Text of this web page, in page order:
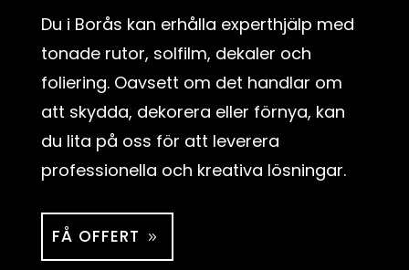
Du i Borås kan erhålla experthjälp med
tonade rutor, solfilm, dekaler och
foliering. Oavsett om det handlar om
att skydda, dekorera eller förnya, kan
du lita på oss för att leverera
professionella och kreativa lösningar.
FÅ OFFERT